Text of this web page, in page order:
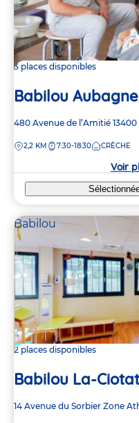
3 places disponibles
Babilou
Adresse
la
480 Avenue de l’Amitié 13400
DISTANCE
2,2 KM 7:30-18:30 CRÈCHE
Voir
Babilou
2 places disponibles
Babilou La-
Adresse
14 Avenue du Sorbier Zone